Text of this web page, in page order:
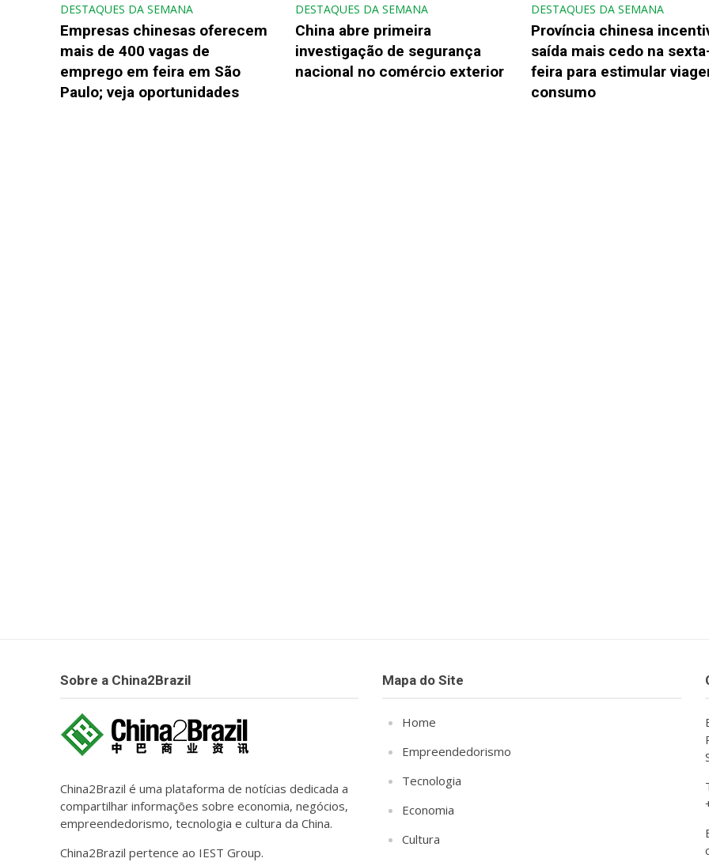
DESTAQUES DA SEMANA
Empresas chinesas oferecem
mais de 400 vagas de
emprego em feira em São
Paulo; veja oportunidades
DESTAQUES DA SEMANA
China abre primeira
investigação de segurança
nacional no comércio exterior
DESTAQUES DA SEMANA
Província chinesa
saída mais cedo na
feira para estimular
consumo
Sobre a China2Brazil
China2Brazil é uma plataforma de notícias dedicada a
compartilhar informações sobre economia, negócios,
empreendedorismo, tecnologia e cultura da China.
China2Brazil pertence ao IEST Group.
Mapa do Site
Home
Empreendedorismo
Tecnologia
Economia
Cultura